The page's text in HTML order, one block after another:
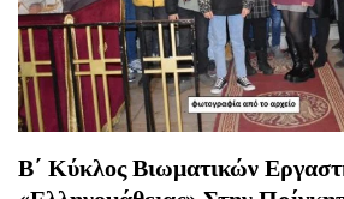
Β΄ Κύκλος Βιωματικών